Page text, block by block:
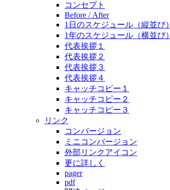
コンセプト
Before / After
1日のスケジュール（縦並び）
1年のスケジュール（横並び）
代表挨拶１
代表挨拶２
代表挨拶３
代表挨拶４
キャッチコピー１
キャッチコピー２
キャッチコピー３
リンク
コンバージョン
ミニコンバージョン
外部リンクアイコン
更に詳しく
pager
pdf